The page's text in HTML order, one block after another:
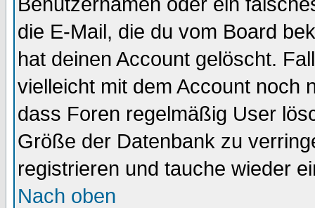
die E-Mail, die du vom Board
hat deinen Account gelöscht.
vielleicht mit dem Account noch
dass Foren regelmäßig User
Größe der Datenbank zu
registrieren und tauche wieder
Nach oben